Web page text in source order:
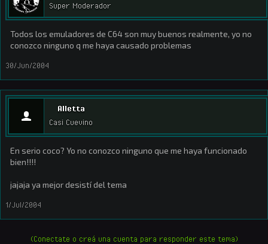
Super Moderador
Todos los emuladores de C64 son muy buenos realmente, yo no
conozco ninguno q me haya causado problemas
30/Jun/2004
Alletta
Casi Cuevino
En serio coco? Yo no conozco ninguno que me haya funcionado
bien!!!!
jajaja ya mejor desistí del tema
1/Jul/2004
(Conectate o creá una cuenta para responder este tema)